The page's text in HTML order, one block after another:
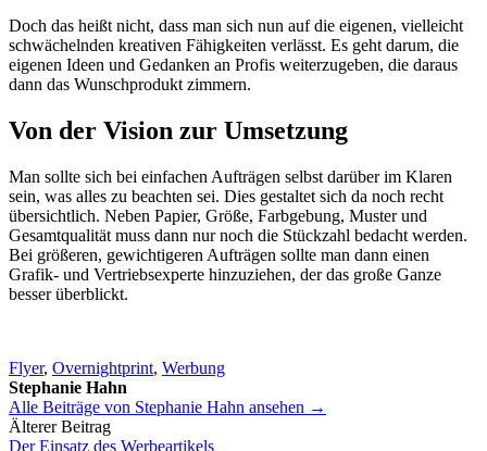
Doch das heißt nicht, dass man sich nun auf die eigenen, vielleicht
schwächelnden kreativen Fähigkeiten verlässt. Es geht darum, die
eigenen Ideen und Gedanken an Profis weiterzugeben, die daraus
dann das Wunschprodukt zimmern.
Von der Vision zur Umsetzung
Man sollte sich bei einfachen Aufträgen selbst darüber im Klaren
sein, was alles zu beachten sei. Dies gestaltet sich da noch recht
übersichtlich. Neben Papier, Größe, Farbgebung, Muster und
Gesamtqualität muss dann nur noch die Stückzahl bedacht werden.
Bei größeren, gewichtigeren Aufträgen sollte man dann einen
Grafik- und Vertriebsexperte hinzuziehen, der das große Ganze
besser überblickt.
Flyer, Overnightprint, Werbung
Stephanie Hahn
Alle Beiträge von Stephanie Hahn ansehen →
Beitrags-
Älterer Beitrag
Der Einsatz des Werbeartikels